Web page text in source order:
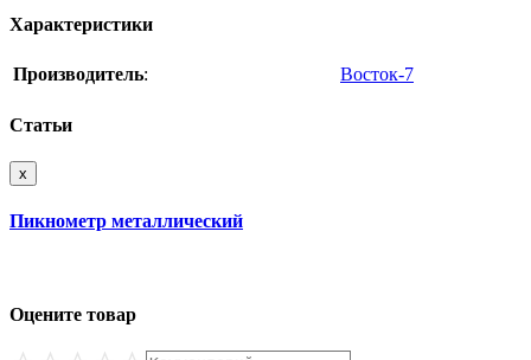
Характеристики
Производитель: Восток-7
Статьи
x
Пикнометр металлический
Оцените товар